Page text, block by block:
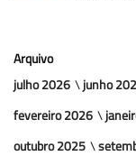
Arquivo
julho 2026
junho
fevereiro 2026
outubro 2025